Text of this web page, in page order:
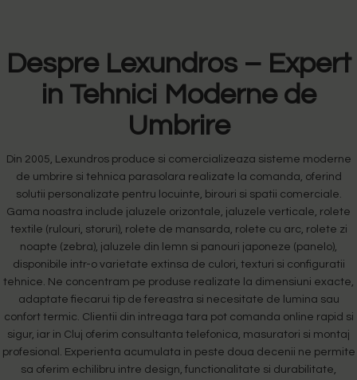
Despre Lexundros – Expert
in Tehnici Moderne de
Umbrire
Din 2005, Lexundros produce si comercializeaza sisteme moderne
de umbrire si tehnica parasolara realizate la comanda, oferind
solutii personalizate pentru locuinte, birouri si spatii comerciale.
Gama noastra include jaluzele orizontale, jaluzele verticale, rolete
textile (rulouri, storuri), rolete de mansarda, rolete cu arc, rolete zi
noapte (zebra), jaluzele din lemn si panouri japoneze (panelo),
disponibile intr-o varietate extinsa de culori, texturi si configuratii
tehnice. Ne concentram pe produse realizate la dimensiuni exacte,
adaptate fiecarui tip de fereastra si necesitate de lumina sau
confort termic. Clientii din intreaga tara pot comanda online rapid si
sigur, iar in Cluj oferim consultanta telefonica, masuratori si montaj
profesional. Experienta acumulata in peste doua decenii ne permite
sa oferim echilibru intre design, functionalitate si durabilitate,